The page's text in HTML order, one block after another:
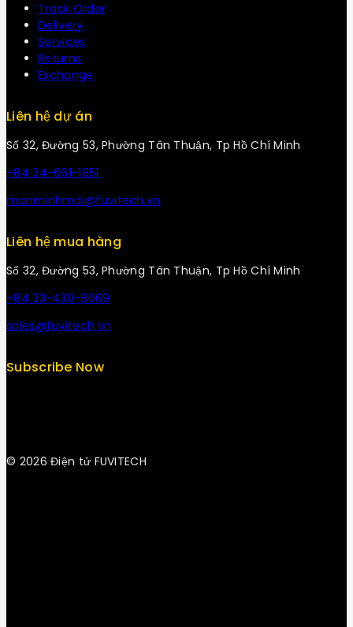
Track Order
Delivery
Services
Returns
Exchange
Liên hệ dự án
Số 32, Đường 53, Phường Tân Thuận, Tp Hồ Chí Minh
+84 34-661-1851
manminhmai@fuvitech.vn
Liên hệ mua hàng
Số 32, Đường 53, Phường Tân Thuận, Tp Hồ Chí Minh
+84 33-430-8669
sales@fuvitech.vn
Subscribe Now
© 2026 Điện tử FUVITECH